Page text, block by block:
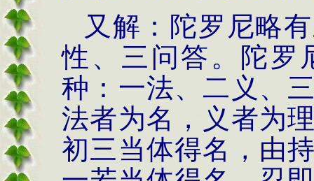
又解：陀罗尼略
性、三问答。陀罗
种：一法、二义、
法者为名，义者为
初三当体得名，由